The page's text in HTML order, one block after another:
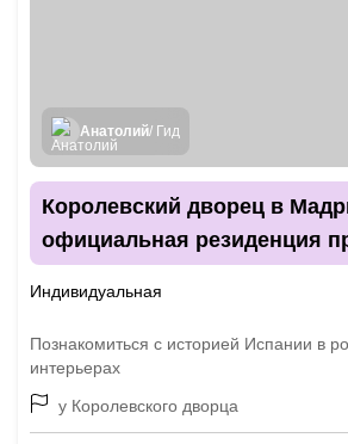
Анатолий/ Гид
Королевский дворец в
официальная резиденция
Индивидуальная
Познакомиться с историей Испании в
интерьерах
у Королевского дворца